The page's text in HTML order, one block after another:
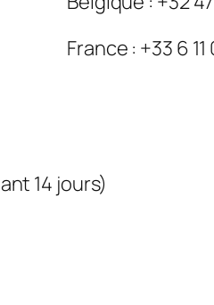
France : +33 6 11
14 jours)